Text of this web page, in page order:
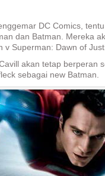
DC Comics,
dan Batman. Mereka
v Superman: Dawn of
akan tetap berperan
sebagai new Batman.